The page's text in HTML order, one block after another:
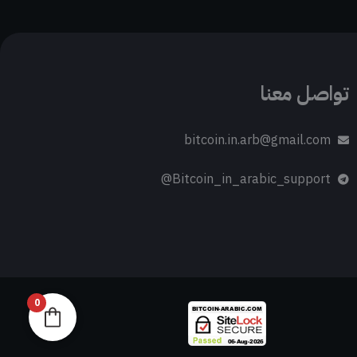
تواصل معنا
bitcoin.in.arb@gmail.com
Bitcoin_in_arabic_support@
0